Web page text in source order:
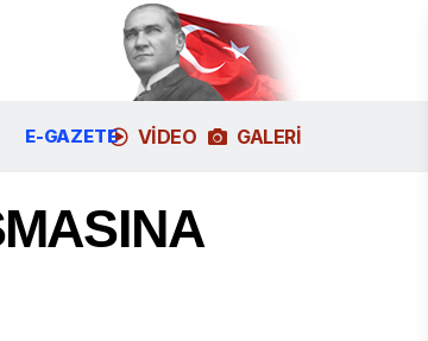
E-GAZETE VIDEO GALERI